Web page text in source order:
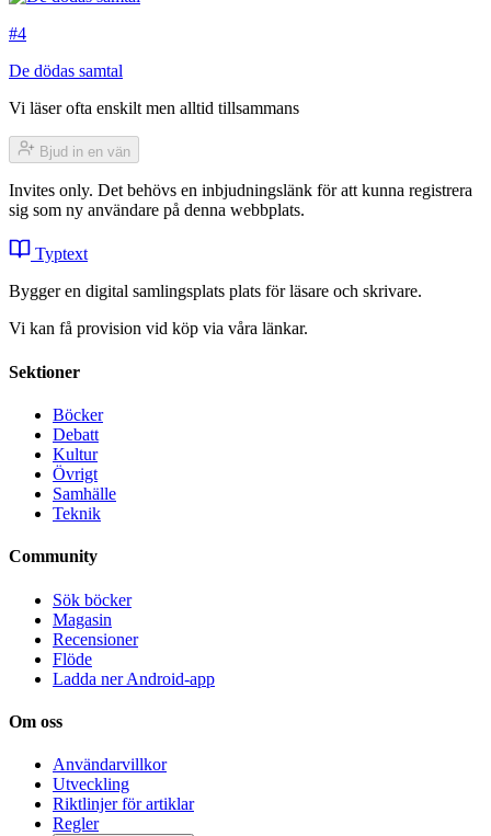
#4
De dödas samtal
Vi läser ofta enskilt men alltid tillsammans
Bjud in en vän
Invites only. Det behövs en inbjudningslänk för att kunna registrera
sig som ny användare på denna webbplats.
Typtext
Bygger en digital samlingsplats plats för läsare och skrivare.
Vi kan få provision vid köp via våra länkar.
Sektioner
Böcker
Debatt
Kultur
Övrigt
Samhälle
Teknik
Community
Sök böcker
Magasin
Recensioner
Flöde
Ladda ner Android-app
Om oss
Användarvillkor
Utveckling
Riktlinjer för artiklar
Regler